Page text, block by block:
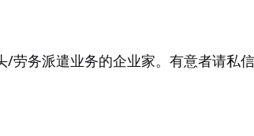
务派遣业务的企业家。有意者请私